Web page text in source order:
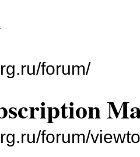
forum/
forum/